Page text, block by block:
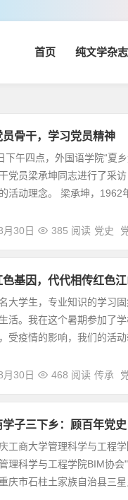
首页 纯文学杂志
员骨干，学习党员精神
下午四点，外国语学院“夏
党员梁承坤同志进行了采
活动理念。 梁承坤，1962
月30日 385 阅读 党史
色基因，代代相传红色江
大学生，专业知识的学习
活。我在这个暑期参加了
受疫情的影响，我们的活动
月30日 468 阅读 传承
学子三下乡：顾百年党
商大学管理科学与工程学
理科学与工程学院BIM协
庆市石柱土家族自治县三星